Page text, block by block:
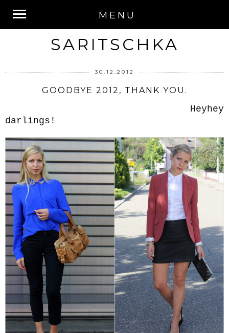
MENU
SARITSCHKA
30.12.2012
GOODBYE 2012, THANK YOU.
Heyhey
darlings!